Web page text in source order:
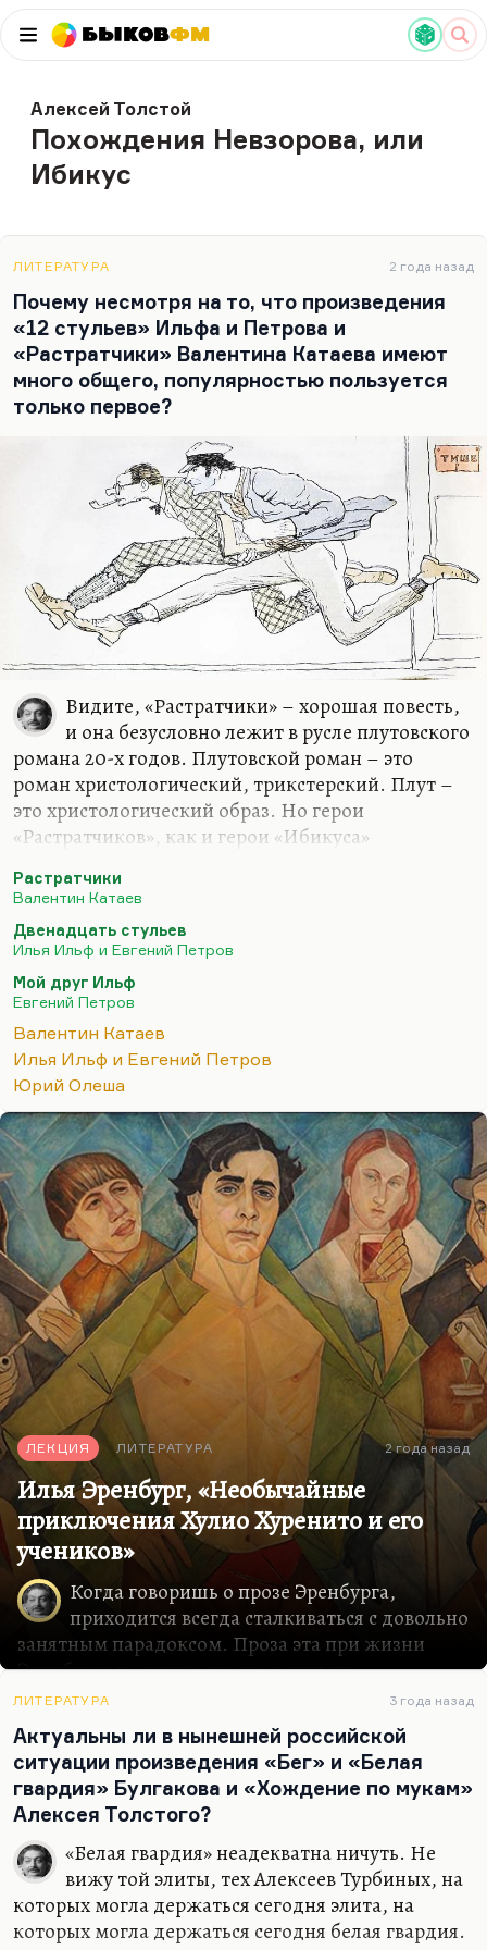
БыковФМ
Алексей Толстой
Похождения Невзорова, или
Ибикус
ЛИТЕРАТУРА 2 года назад
Почему несмотря на то, что произведения
«12 стульев» Ильфа и Петрова и
«Растратчики» Валентина Катаева имеют
много общего, популярностью пользуется
только первое?
Видите, «Растратчики» – хорошая повесть,
и она безусловно лежит в русле плутовского
романа 20-х годов. Плутовской роман – это
роман христологический, трикстерский. Плут –
это христологический образ. Но герои
«Растратчиков», как и герои «Ибикуса»
Невзоров – еще раз подчеркиваю, это герой А.Н.
есть определенная лихость, но он противен, и с
этим ничего не поделаешь. Эти его жидкие усики
и его общая незаметность. Если бы не эти
времена, его бы никто не заметил.
А Бендер – ослепителен, Бендер – личность, да,
медальный профиль, все дела. Бендер прекрасно
придуман или, вернее, прекрасно срисован с
Остапа…
Растратчики
Валентин Катаев
Двенадцать стульев
Илья Ильф и Евгений Петров
Мой друг Ильф
Евгений Петров
Валентин Катаев
Илья Ильф и Евгений Петров
Юрий Олеша
ЛЕКЦИЯ ЛИТЕРАТУРА 2 года назад
Илья Эренбург, «Необычайные
приключения Хулио Хуренито и его
учеников»
Когда говоришь о прозе Эренбурга,
приходится всегда сталкиваться с довольно
занятным парадоксом. Проза эта при жизни
Эренбурга не нашла своего ценителя,
единственным ценителем был Сталин, который
благодарил его за доставленное наслаждение
специальной телеграммой после романа «Буря»,
прямого послания к нему, которое он, надо
отдать ему должное, считал, понял.
Что касается его остальной прозы, она всегда
проходила по разряду фельетона и вызывала
эмоции довольно-таки полярные. Тынянов,
который очень хорошо разбирался в истории
литературы, и пожалуй, в контексте, и пожалуй,
ЛИТЕРАТУРА 3 года назад
Актуальны ли в нынешней российской
ситуации произведения «Бег» и «Белая
гвардия» Булгакова и «Хождение по мукам»
Алексея Толстого?
«Белая гвардия» неадекватна ничуть. Не
вижу той элиты, тех Алексеев Турбиных, на
которых могла держаться сегодня элита, на
которых могла держаться сегодня белая гвардия.